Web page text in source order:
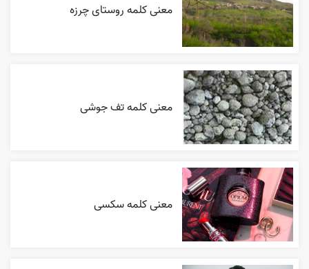
معنی کلمه روستای چرزه
معنی کلمه تف جوشی
معنی کلمه سکسی